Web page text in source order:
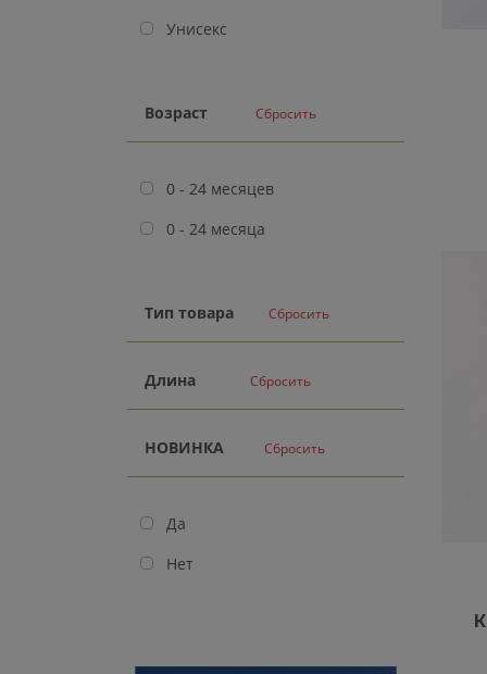
Унисекс
Возраст Сбросить
0 - 24 месяцев
0 - 24 месяца
Тип товара Сбросить
Длина Сбросить
НОВИНКА Сбросить
Да
Нет